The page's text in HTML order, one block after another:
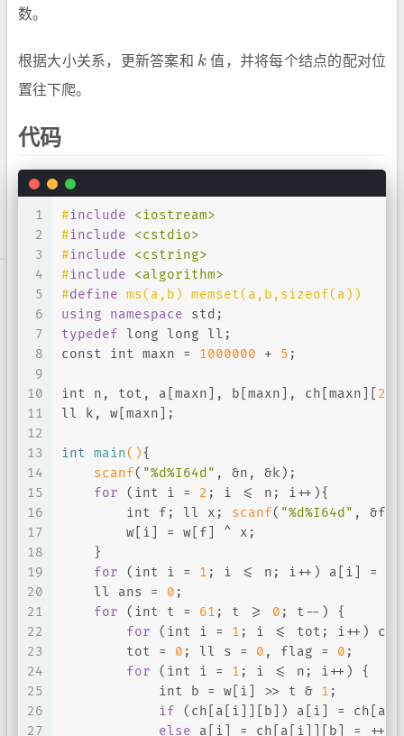
数。
根据大小关系，更新答案和 k
k 值，并将每个结点的配对位
置往下爬。
代码
1
2
3
4
5
6
7
8
9
10
11
12
13
14
15
16
17
18
19
20
21
22
23
24
25
26
27
#include
<iostream>
#include
<cstdio>
#include
<cstring>
#include
<algorithm>
#define ms(a,b) memset(a,b,sizeof(a))
using
namespace std;
typedef long long ll;
const
int maxn = 1000000 + 5 ;
int n, tot, a[maxn], b[maxn], ch[maxn][ 2
ll k, w[maxn];
int main(){
scanf( "%d%I64d" , &n, &k);
for ( int i = 2 ; i <= n; i++){
int f; ll x; scanf( "%d%I64d" , &f,
        w[i] = w[f] ^ x;
    }
for ( int i = 1 ; i <= n; i++) a[i] =
    ll ans =
0 ;
for ( int t = 61 ; t >= 0 ; t--) {
for ( int i = 1 ; i <= tot; i++)
        tot =
0 ; ll s = 0 , flag = 0 ;
for ( int i = 1 ; i <= n; i++) {
int b = w[i] >> t & 1 ;
if (ch[a[i]][b]) a[i] =
else a[i] = ch[a[i]][b] =